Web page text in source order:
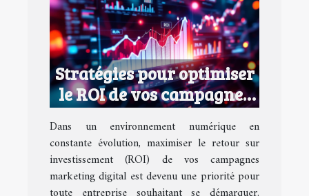
Stratégies pour optimiser
le ROI de vos campagnes
marketing digital
Dans un environnement numérique en
constante évolution, maximiser le retour sur
investissement (ROI) de vos campagnes
marketing digital est devenu une priorité pour